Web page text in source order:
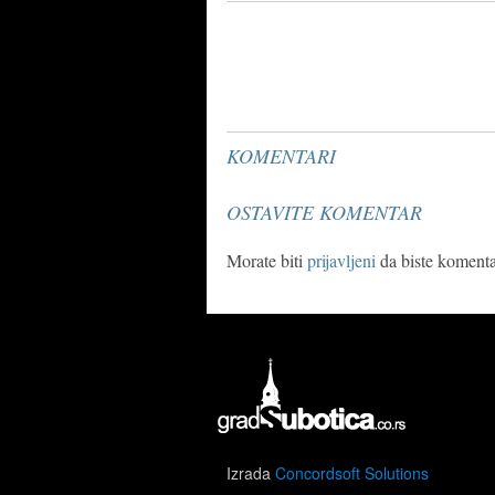
KOMENTARI
OSTAVITE KOMENTAR
Morate biti prijavljeni da biste
Izrada Concordsoft Solutions